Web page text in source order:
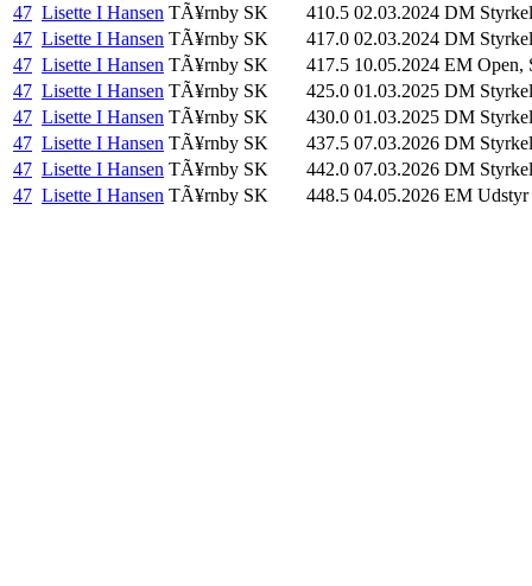
47 Lisette I Hansen TÃ¥rnby SK 410.5 02.03.2024 DM
47 Lisette I Hansen TÃ¥rnby SK 417.0 02.03.2024 DM
47 Lisette I Hansen TÃ¥rnby SK 417.5 10.05.2024 EM Open,
47 Lisette I Hansen TÃ¥rnby SK 425.0 01.03.2025 DM
47 Lisette I Hansen TÃ¥rnby SK 430.0 01.03.2025 DM
47 Lisette I Hansen TÃ¥rnby SK 437.5 07.03.2026 DM
47 Lisette I Hansen TÃ¥rnby SK 442.0 07.03.2026 DM
47 Lisette I Hansen TÃ¥rnby SK 448.5 04.05.2026 EM Udstyr